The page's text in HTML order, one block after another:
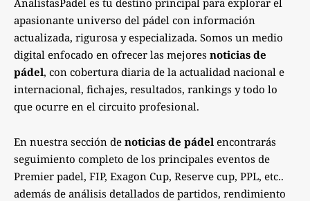
AnalistasPadel es tu destino principal para explorar el
apasionante universo del pádel con información
actualizada, rigurosa y especializada. Somos un medio
digital enfocado en ofrecer las mejores noticias de
pádel, con cobertura diaria de la actualidad nacional e
internacional, fichajes, resultados, rankings y todo lo
que ocurre en el circuito profesional.
En nuestra sección de noticias de pádel encontrarás
seguimiento completo de los principales eventos de
Premier padel, FIP, Exagon Cup, Reserve cup, PPL, etc..
además de análisis detallados de partidos, rendimiento